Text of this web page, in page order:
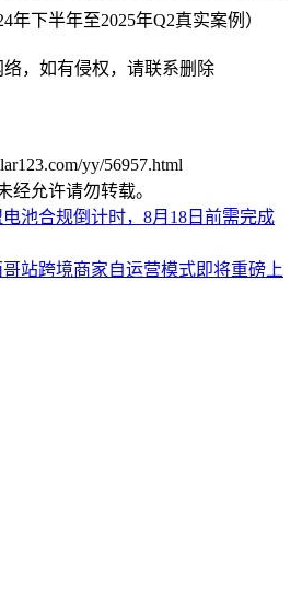
年下半年至2025年Q2真实案例）
，如有侵权，请联系删除
yy/56957.html
经允许请勿转载。
电池合规倒计时，8月18日前需完成
哥站跨境商家自运营模式即将重磅上